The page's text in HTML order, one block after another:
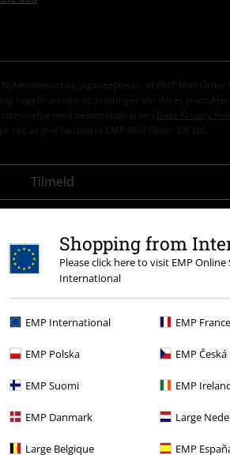
Shopping from
Please click here to visit EMP
International
EMP International EMP France
EMP Polska EMP
EMP Suomi EMP
EMP Danmark Large
Large Belgique EMP
og jegaccepterer, at EMP Mail Order
regelmæssige opdateringer om deres
med bestemmelserne i
Data Privacy
at give besked til EMP Mail Order UK Ltd.
Tilmeld
koder/kampagner. Rabatten fratrækkes efter
gavekort, bøger, Rammstein, (Till) Lindemann,
og varer med en donation til velgørenhed i
hjælpe